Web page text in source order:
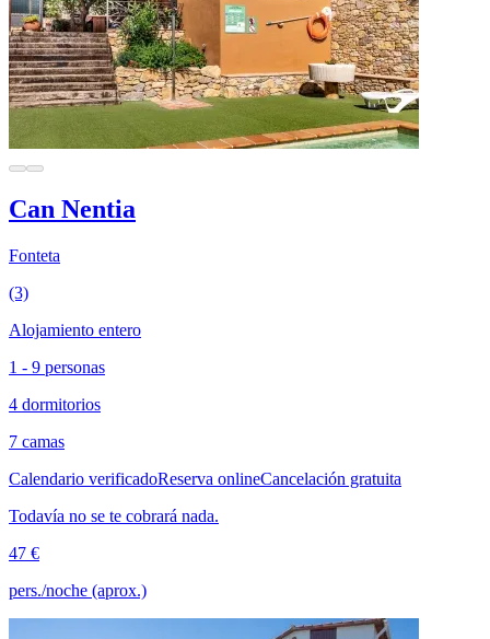
Can Nentia
Fonteta
(3)
Alojamiento entero
1 - 9 personas
4 dormitorios
7 camas
Calendario verificadoReserva onlineCancelación gratuita
Todavía no se te cobrará nada.
47 €
pers./noche (aprox.)